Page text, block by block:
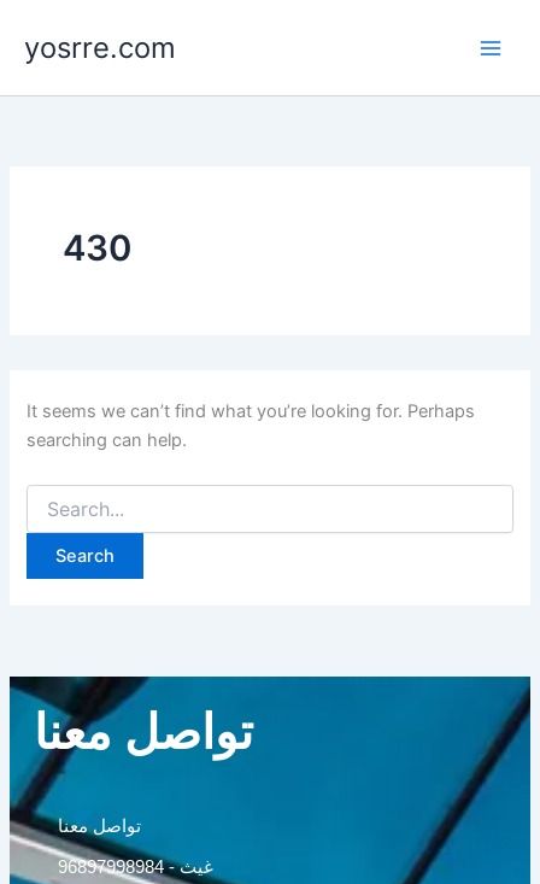
content
yosrre.com
430
It seems we can’t find what you’re looking for. Perhaps
searching can help.
تواصل معنا
تواصل معنا
96897998984 - غيث